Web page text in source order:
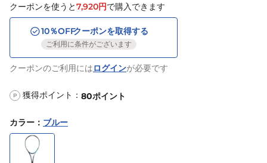
クーポンを使うと7,920円で購入できます
10％OFFクーポンを取得する
ご利用に条件がございます
クーポンのご利用にはログインが必要です
P 獲得ポイント： 80ポイント
カラー ： ブルー